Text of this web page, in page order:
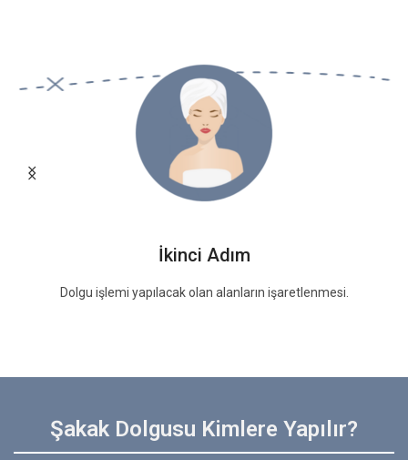
İkinci Adım
Dolgu işlemi yapılacak olan alanların işaretlenmesi.
Şakak Dolgusu Kimlere Yapılır?